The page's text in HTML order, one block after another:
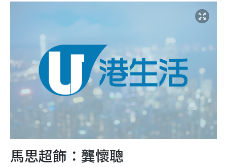
馬思超飾：龔懷聰